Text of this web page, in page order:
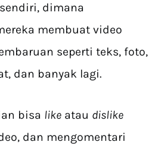
dimana
membuat video
seperti teks, foto,
dan banyak lagi.
bisa like atau dislike
dan mengomentari